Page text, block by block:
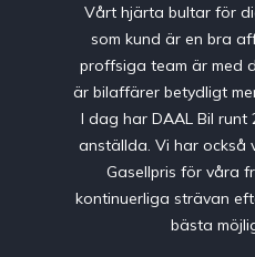
Vårt hjärta bultar för
som kund är en bra
proffsiga team är med
är bilaffärer betydligt
I dag har DAAL Bil runt
anställda. Vi har också
Gasellpris för våra
kontinuerliga strävan
bästa